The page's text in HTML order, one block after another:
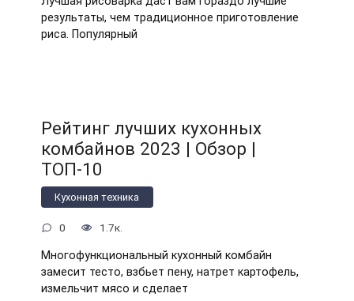
результаты, чем традиционное приготовление
риса. Популярный
Рейтинг лучших кухонных
комбайнов 2023 | Обзор |
ТОП-10
Кухонная техника
0 1.7к.
Многофункциональный кухонный комбайн
замесит тесто, взбьет пену, натрет картофель,
измельчит мясо и сделает